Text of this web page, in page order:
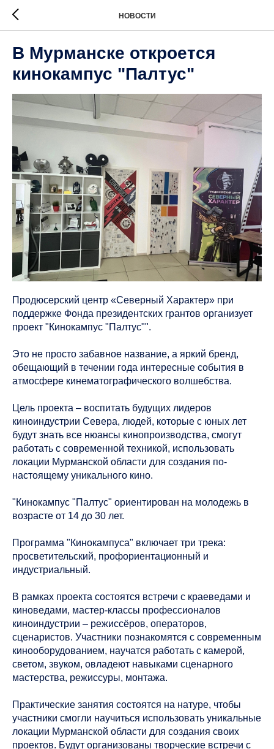
НОВОСТИ
В Мурманске откроется
кинокампус "Палтус"
Продюсерский центр «Северный Характер» при
поддержке Фонда президентских грантов организует
проект "Кинокампус "Палтус"".
Это не просто забавное название, а яркий бренд,
обещающий в течении года интересные события в
атмосфере кинематографического волшебства.
Цель проекта – воспитать будущих лидеров
киноиндустрии Севера, людей, которые с юных лет
будут знать все нюансы кинопроизводства, смогут
работать с современной техникой, использовать
локации Мурманской области для создания по-
настоящему уникального кино.
"Кинокампус "Палтус" ориентирован на молодежь в
возрасте от 14 до 30 лет.
Программа "Кинокампуса" включает три трека:
просветительский, профориентационный и
индустриальный.
В рамках проекта состоятся встречи с краеведами и
киноведами, мастер-классы профессионалов
киноиндустрии – режиссёров, операторов,
сценаристов. Участники познакомятся с современным
кинооборудованием, научатся работать с камерой,
светом, звуком, овладеют навыками сценарного
мастерства, режиссуры, монтажа.
Практические занятия состоятся на натуре, чтобы
участники смогли научиться использовать уникальные
локации Мурманской области для создания своих
проектов. Будут организованы творческие встречи с